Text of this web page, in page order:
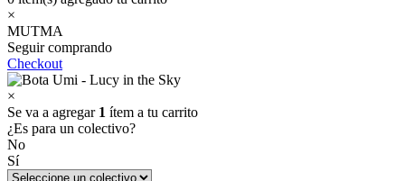
×
MUTMA
Seguir comprando
Checkout
×
Se va a agregar 1 ítem a tu carrito
¿Es para un colectivo?
No
Sí